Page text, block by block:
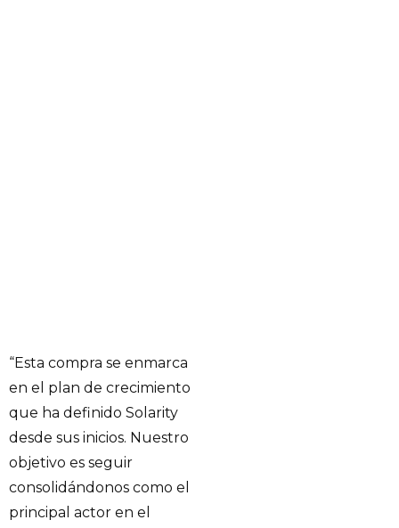
“Esta compra se enmarca
en el plan de crecimiento
que ha definido Solarity
desde sus inicios. Nuestro
objetivo es seguir
consolidándonos como el
principal actor en el